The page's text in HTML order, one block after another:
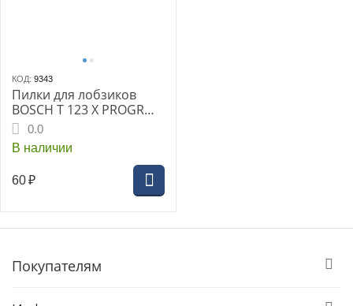
КОД: 9343
Пилки для лобзиков
BOSCH T 123 X PROGR
25шт (2608638474)
0.0
В наличии
60 ₽
Покупателям